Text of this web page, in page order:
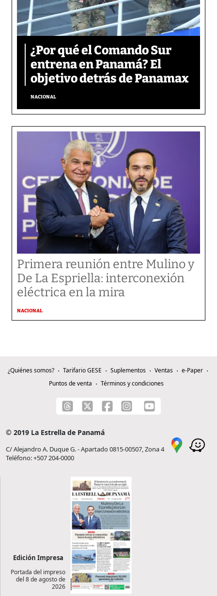
¿Por qué el Comando Sur
entrena en Panamá? El
objetivo detrás de Panamax
NACIONAL
Primera reunión entre Mulino y
De La Espriella: interconexión
eléctrica en la mira
NACIONAL
¿Quiénes somos? Tarifario GESE Suplementos Ventas
e-Paper
Puntos de venta
Términos y condiciones
© 2019 La Estrella de Panamá
C/ Alejandro A. Duque G. - Apartado 0815-00507, Zona 4
Teléfono: +507 204-0000
Edición Impresa
Portada del impreso
del 8 de agosto de
2026